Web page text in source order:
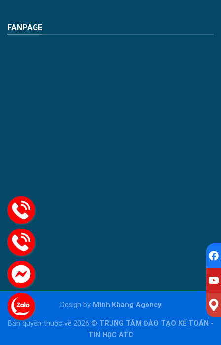
FANPAGE
Design by Minh Khang Agency
Bản quyền thuộc về 2026 © TRUNG TÂM ĐÀO TẠO KẾ TOÁN -
TIN HỌC ATC